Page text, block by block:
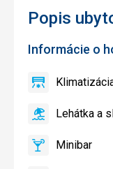
Popis
Informácie o
Klimatizácia
áno
Lehátka
slnečníky
áno
Minibar,Minibar
áno